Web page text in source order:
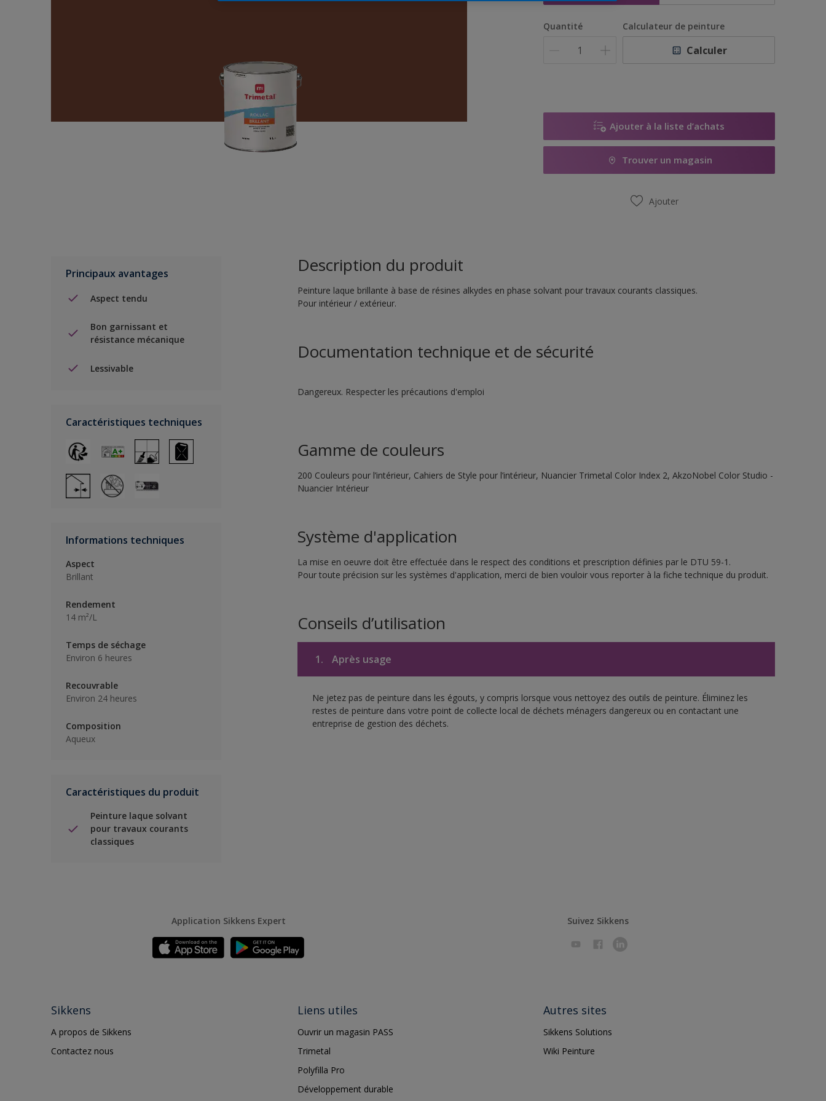
Quantité Calculateur de peinture
Calculer
Ajouter à la liste d’achats
Trouver un magasin
Ajouter
Principaux avantages
Aspect tendu
Bon garnissant et
résistance mécanique
Lessivable
Caractéristiques techniques
Informations techniques
Aspect
Brillant
Rendement
14 m²/L
Temps de séchage
Environ 6 heures
Recouvrable
Environ 24 heures
Composition
Aqueux
Caractéristiques du produit
Peinture laque solvant
pour travaux courants
classiques
Description du produit
Peinture laque brillante à base de résines alkydes en phase solvant pour travaux courants classiques.
Pour intérieur / extérieur.
Documentation technique et de sécurité
Dangereux. Respecter les précautions d'emploi
Gamme de couleurs
200 Couleurs pour l’intérieur, Cahiers de Style pour l’intérieur, Nuancier Trimetal Color Index 2, AkzoNobel Color Studio -
Nuancier Intérieur
Système d'application
La mise en oeuvre doit être effectuée dans le respect des conditions et prescription définies par le DTU 59-1.
Pour toute précision sur les systèmes d'application, merci de bien vouloir vous reporter à la fiche technique du produit.
Conseils d’utilisation
1. Après usage
Ne jetez pas de peinture dans les égouts, y compris lorsque vous nettoyez des outils de peinture. Éliminez les
restes de peinture dans votre point de collecte local de déchets ménagers dangereux ou en contactant une
entreprise de gestion des déchets.
Application Sikkens Expert Suivez Sikkens
Sikkens
A propos de Sikkens
Contactez nous
Liens utiles
Ouvrir un magasin PASS
Trimetal
Polyfilla Pro
Développement durable
Autres sites
Sikkens Solutions
Wiki Peinture